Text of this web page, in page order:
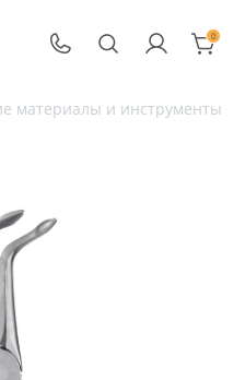
0
материалы и инструменты